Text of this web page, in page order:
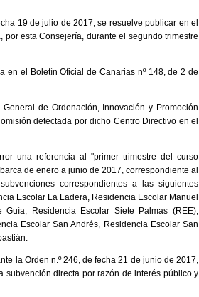
19 de julio de 2017, se resuelve publicar en el
esta Consejería, durante el segundo trimestre
en el Boletín Oficial de Canarias nº 148, de 2 de
de Ordenación, Innovación y Promoción
detectada por dicho Centro Directivo en el
una referencia al "primer trimestre del curso
de enero a junio de 2017, correspondiente al
correspondientes a las siguientes
Escolar La Ladera, Residencia Escolar Manuel
Residencia Escolar Siete Palmas (REE),
Escolar San Andrés, Residencia Escolar San
la Orden n.º 246, de fecha 21 de junio de 2017,
subvención directa por razón de interés público y